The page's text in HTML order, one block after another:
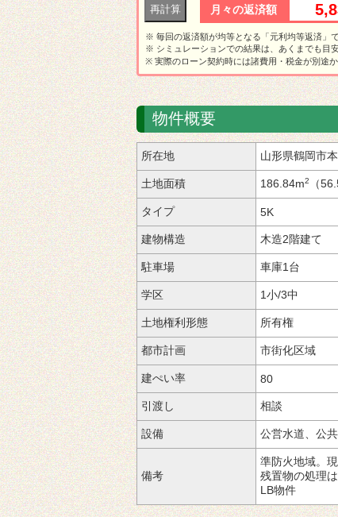
月々の返済額
※ 毎回の返済額が均等となる「元利均等返済」
※ シミュレーションでの結果は、あくまでも目
※ 実際のローン契約時には諸費用・税金が別途
物件概要
所在地 山形県鶴岡市
土地面積 186.84m2 （
タイプ 5K
建物構造 木造2階建て
駐車場 車庫1台
学区 1小/3中
土地権利形態 所有権
都市計画 市街化区域
建ぺい率 80
引渡し 相談
設備 公営水道、公
備考
準防火地域。現
残置物の処理は
LB物件